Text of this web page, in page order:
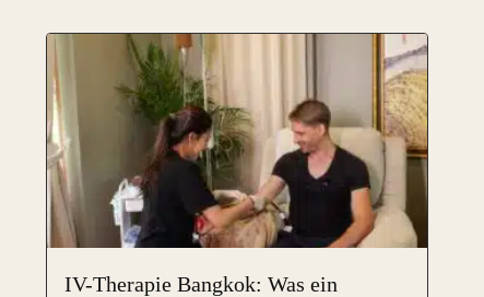
IV-Therapie Bangkok: Was ein